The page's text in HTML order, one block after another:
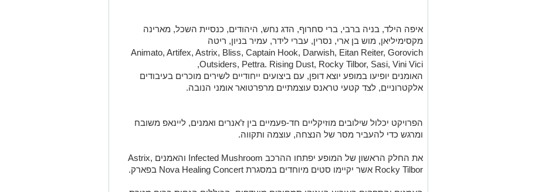
איפה הילד, בניה ברבי, ברי סחרוף, הדג נחש, היהודים, כנסיית השכל, מארינה
מקסימיליאן, מוש בן ארי, נסרין, עברי לידר, עמיר בניון, ריטה
Animato, Artifex, Astrix, Bliss, Captain Hook, Darwish, Eitan Reiter, Gorovich
,Outsiders, Pettra. Rising Dust, Rocky Tilbor, Sasi, Vini Vici
האומנים יופיעו במופע יוצא דופן, עם ביצועים ייחודיים לשירים מוכרים בעיבודים
אלקטרוניים, לצד קטעי טראנס עוצמתיים מרפרטואר אומני הנובה.
הפרויקט יכלול שילובים מוזיקליים חד-פעמיים בין ז’אנרים ואמנים, ליינאפ משובח
ומרגש כדי להעביר מסר של הנצחה, עוצמה ותקווה.
את החלק הראשון של המופע יפתחו ההרכב Infected Mushroom והאמנים ,Astrix
Rocky Tilbor אשר יקיימו סטים מיוחדים במסגרת Nova Healing Concert בפארק.